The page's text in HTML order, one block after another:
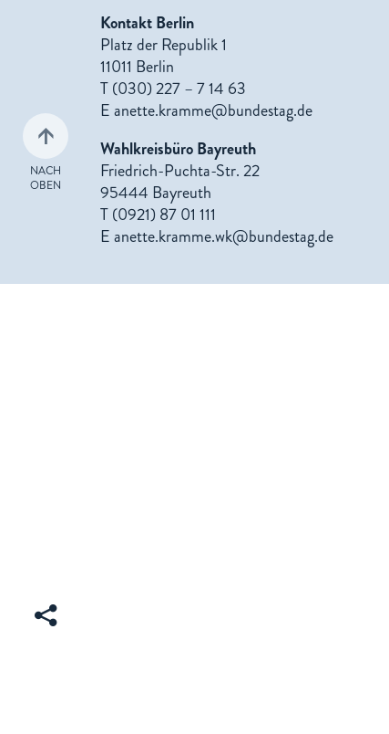
NACH
OBEN
Kontakt Berlin
Platz der Republik 1
11011 Berlin
T (030) 227 – 7 14 63
Eanette.kramme@bundestag.de
Wahlkreisbüro Bayreuth
Friedrich-Puchta-Str. 22
95444 Bayreuth
T (0921) 87 01 111
Eanette.kramme.wk@bundestag.de